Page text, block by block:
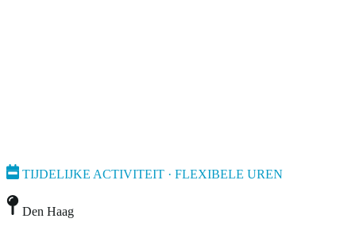
TIJDELIJKE ACTIVITEIT · FLEXIBELE UREN
Den Haag